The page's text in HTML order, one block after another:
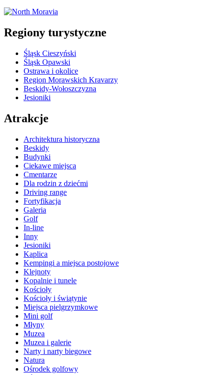
Regiony turystyczne
Śląsk Cieszyński
Śląsk Opawski
Ostrawa i okolice
Region Morawskich Kravarzy
Beskidy-Wołoszczyzna
Jesioniki
Atrakcje
Architektura historyczna
Beskidy
Budynki
Ciekawe miejsca
Cmentarze
Dla rodzin z dziećmi
Driving range
Fortyfikacja
Galeria
Golf
In-line
Inny
Jesioniki
Kaplica
Kempingi a miejsca postojowe
Klejnoty
Kopalnie i tunele
Kościoły
Kościoły i świątynie
Miejsca pielgrzymkowe
Mini golf
Młyny
Muzea
Muzea i galerie
Narty i narty biegowe
Natura
Ośrodek golfowy